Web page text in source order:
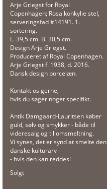
Arje Griegst for Royal
Copenhagen; Rosa konkylie stel,
serveringsfad #14191. 1.
sortering.
L. 39,5 cm. B. 30,5 cm.
Design Arje Griegst.
Produceret af Royal Copenhagen.
Arje Griegst f. 1938, d. 2016.
Dansk design porcelæn.
Kontakt os gerne,
hvis du søger noget specifikt.
Antik Damgaard-Lauritsen køber
guld, sølv og smykker - både til
videresalg og til omsmeltning.
Vi synes, det er synd at smelte den
danske kulturarv
- hvis den kan reddes!
Solgt